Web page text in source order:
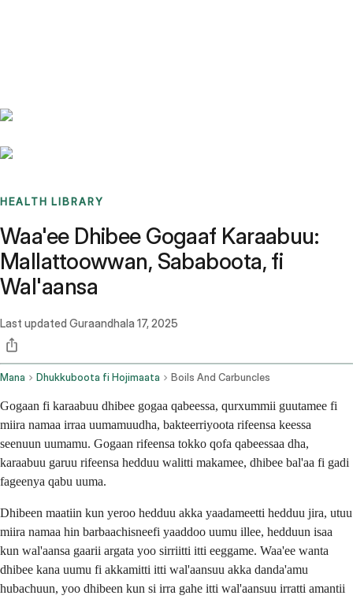
HEALTH LIBRARY
Waa'ee Dhibee Gogaaf Karaabuu:
Mallattoowwan, Sababoota, fi
Wal'aansa
Last updated Guraandhala 17, 2025
Mana Dhukkuboota fi Hojimaata Boils And Carbuncles
Gogaan fi karaabuu dhibee gogaa qabeessa, qurxummii guutamee fi
miira namaa irraa uumamuudha, bakteerriyoota rifeensa keessa
seenuun uumamu. Gogaan rifeensa tokko qofa qabeessaa dha,
karaabuu garuu rifeensa hedduu walitti makamee, dhibee bal'aa fi gadi
fageenya qabu uuma.
Dhibeen maatiin kun yeroo hedduu akka yaadameetti hedduu jira, utuu
miira namaa hin barbaachisneefi yaaddoo uumu illee, hedduun isaa
kun wal'aansa gaarii argata yoo sirriitti itti eeggame. Waa'ee wanta
dhibee kana uumu fi akkamitti itti wal'aansuu akka danda'amu
hubachuun, yoo dhibeen kun si irra gahe itti wal'aansuu irratti amantii